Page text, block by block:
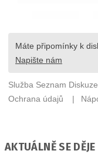
AKTUÁLNĚ SE DĚJE